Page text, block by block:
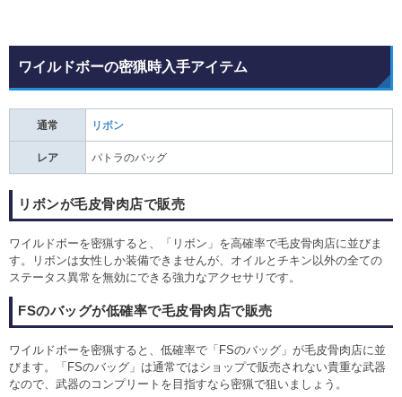
ワイルドボーの密猟時入手アイテム
通常 リボン
レア パトラのバッグ
リボンが毛皮骨肉店で販売
ワイルドボーを密猟すると、「リボン」を高確率で毛皮骨肉店に並びま
す。リボンは女性しか装備できませんが、オイルとチキン以外の全ての
ステータス異常を無効にできる強力なアクセサリです。
FSのバッグが低確率で毛皮骨肉店で販売
ワイルドボーを密猟すると、低確率で「FSのバッグ」が毛皮骨肉店に並
びます。「FSのバッグ」は通常ではショップで販売されない貴重な武器
なので、武器のコンプリートを目指すなら密猟で狙いましょう。